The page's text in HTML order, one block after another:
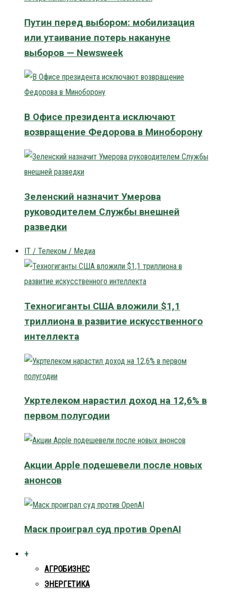
Путин перед выбором: мобилизация
или утаивание потерь накануне
выборов — Newsweek
В Офисе президента исключают
возвращение Федорова в Миноборону
Зеленский назначит Умерова
руководителем Службы внешней
разведки
IT / Телеком / Медиа
Техногиганты США вложили $1,1
триллиона в развитие искусственного
интеллекта
Укртелеком нарастил доход на 12,6% в
первом полугодии
Акции Apple подешевели после новых
анонсов
Маск проиграл суд против OpenAI
+
АГРОБИЗНЕС
ЭНЕРГЕТИКА